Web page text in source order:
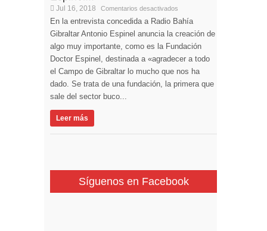
Jul 16, 2018 Comentarios desactivados
En la entrevista concedida a Radio Bahía
Gibraltar Antonio Espinel anuncia la creación de
algo muy importante, como es la Fundación
Doctor Espinel, destinada a «agradecer a todo
el Campo de Gibraltar lo mucho que nos ha
dado. Se trata de una fundación, la primera que
sale del sector buco...
Leer más
Síguenos en Facebook